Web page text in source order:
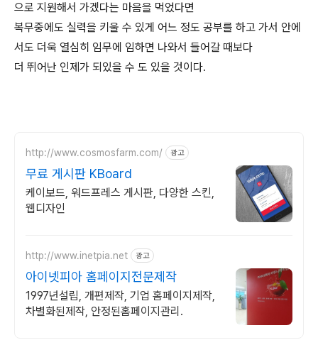
으로 지원해서 가겠다는 마음을 먹었다면
복무중에도 실력을 키울 수 있게 어느 정도 공부를 하고 가서 안에
서도 더욱 열심히 임무에 임하면 나와서 들어갈 때보다
더 뛰어난 인제가 되있을 수 도 있을 것이다.
http://www.cosmosfarm.com/ 광고
무료 게시판 KBoard
케이보드, 워드프레스 게시판, 다양한 스킨,
웹디자인
http://www.inetpia.net 광고
아이넷피아 홈페이지전문제작
1997년설립, 개편제작, 기업 홈페이지제작,
차별화된제작, 안정된홈페이지관리.